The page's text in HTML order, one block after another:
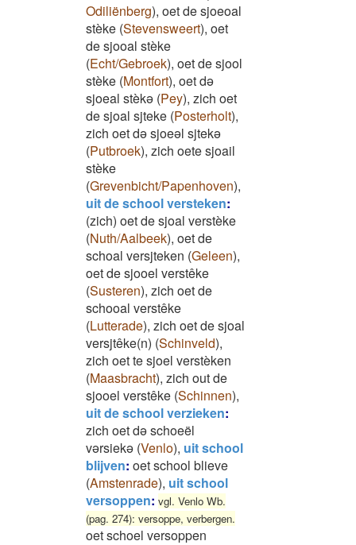
Odiliënberg), oet de sjoeoal
stèke (Stevensweert), oet
de sjooal stèke
(Echt/Gebroek), oet de sjool
stèke (Montfort), oet də
sjoeal stèkə (Pey), zich oet
de sjoal sjteke (Posterholt),
zich oet də sjoeəl sjtekə
(Putbroek), zich oete sjoail
stèke
(Grevenbicht/Papenhoven),
uit de school versteken:
(zich) oet de sjoal verstèke
(Nuth/Aalbeek), oet de
schoal versjteken (Geleen),
oet de sjooel verstêke
(Susteren), zich oet de
schooal verstêke
(Lutterade), zich oet de sjoal
versjtêke(n) (Schinveld),
zich oet te sjoel verstèken
(Maasbracht), zich out de
sjooel verstêke (Schinnen),
uit de school verzieken:
zich oet də schoeël
vərsiekə (Venlo), uit school
blijven: oet school blieve
(Amstenrade), uit school
versoppen: vgl. Venlo Wb.
(pag. 274): versoppe, verbergen.
oet schoel versoppen